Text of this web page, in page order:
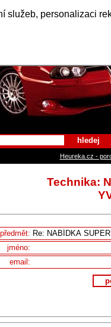
služeb, personalizaci
Alfa
hledej
Heureka.cz -
Technika:
předmět:
jméno:
email: